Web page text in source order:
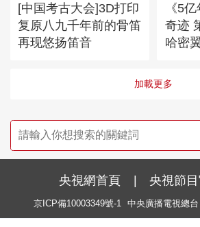
[中国考古大会]3D打印
复原八九千年前的骨笛
再现悠扬笛音
《5
奇迹
哈密
加載更多
央視網首頁 | 央視節
京ICP備10003349號-1 中央廣播電視總台